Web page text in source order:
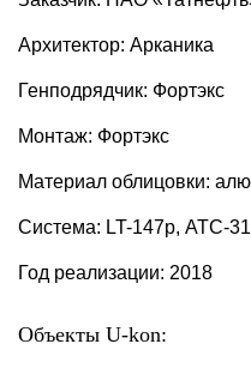
Архитектор: Арканика
Генподрядчик: Фортэкс
Монтаж: Фортэкс
Материал облицовки:
Система: LT-147p, АТС-
Год реализации: 2018
Объекты U-kon: